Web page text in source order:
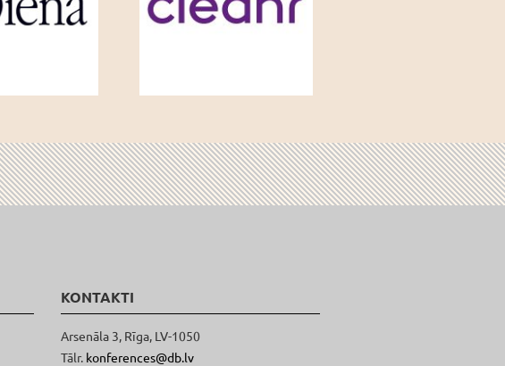
KONTAKTI
Arsenāla 3, Rīga, LV-1050
Tālr. konferences@db.lv